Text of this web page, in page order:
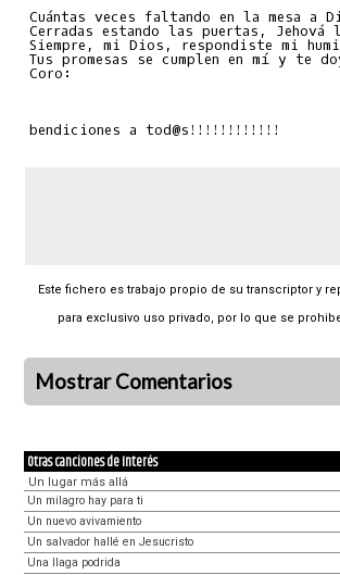
Cuántas veces faltando en la mesa a
Cerradas estando las puertas, Jehová
Siempre, mi Dios, respondiste mi
Tus promesas se cumplen en mí y te
Coro:
Este fichero es trabajo propio de su transcriptor y
para exclusivo uso privado, por lo que se
Mostrar Comentarios
Otras canciones de Interés
Un lugar más allá
Un milagro hay para ti
Un nuevo avivamiento
Un salvador hallé en Jesucristo
Una llaga podrida